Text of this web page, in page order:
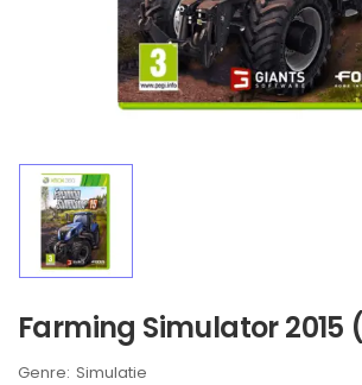
Farming Simulator 2015
Brand:
Simulatie